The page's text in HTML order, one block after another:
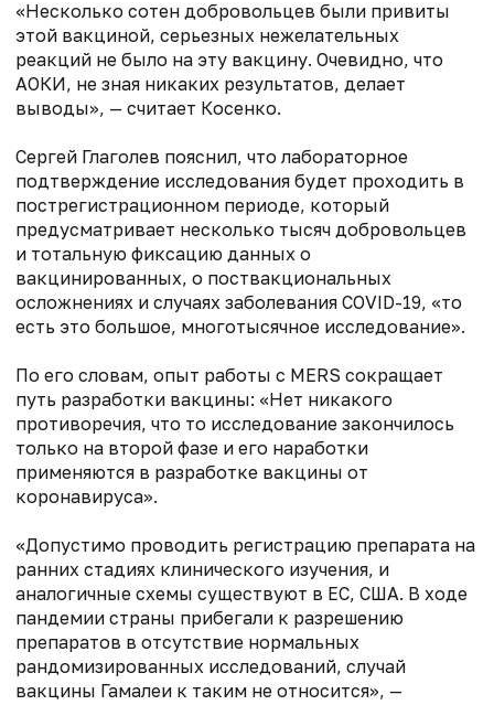
«Несколько сотен добровольцев были привиты
этой вакциной, серьезных нежелательных
реакций не было на эту вакцину. Очевидно, что
АОКИ, не зная никаких результатов, делает
выводы», — считает Косенко.
Сергей Глаголев пояснил, что лабораторное
подтверждение исследования будет проходить в
пострегистрационном периоде, который
предусматривает несколько тысяч добровольцев
и тотальную фиксацию данных о
вакцинированных, о поствакциональных
осложнениях и случаях заболевания COVID-19, «то
есть это большое, многотысячное исследование».
По его словам, опыт работы с MERS сокращает
путь разработки вакцины: «Нет никакого
противоречия, что то исследование закончилось
только на второй фазе и его наработки
применяются в разработке вакцины от
коронавируса».
«Допустимо проводить регистрацию препарата на
ранних стадиях клинического изучения, и
аналогичные схемы существуют в ЕС, США. В ходе
пандемии страны прибегали к разрешению
препаратов в отсутствие нормальных
рандомизированных исследований, случай
вакцины Гамалеи к таким не относится», —